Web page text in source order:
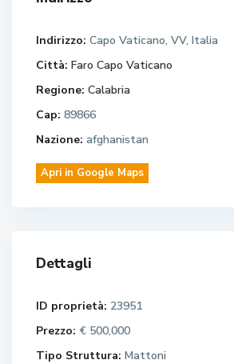
Indirizzo: Capo Vaticano, VV, Italia
Città: Faro Capo Vaticano
Regione: Calabria
Cap: 89866
Nazione: afghanistan
Apri in Google Maps
Dettagli
ID proprietà: 23951
Prezzo: € 500,000
Tipo Struttura: Mattoni